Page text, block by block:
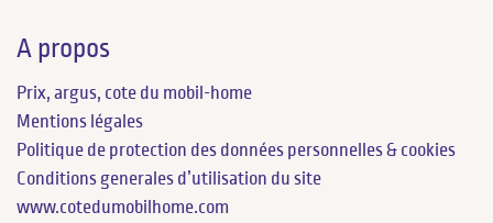
A propos
Prix, argus, cote du mobil-home
Mentions légales
Politique de protection des données personnelles & cookies
Conditions generales d’utilisation du site
www.cotedumobilhome.com